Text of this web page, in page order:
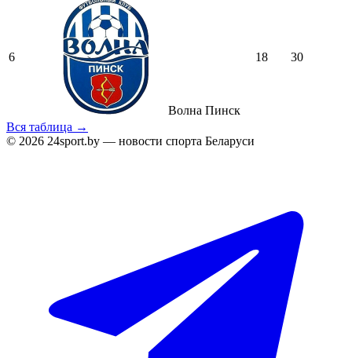
6
Волна Пинск
18 30
Вся таблица →
© 2026 24sport.by — новости спорта Беларуси